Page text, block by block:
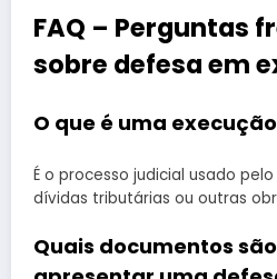
FAQ – Perguntas
sobre defesa em
O que é uma
É o processo judicial usado
dívidas tributárias ou outras
Quais documentos